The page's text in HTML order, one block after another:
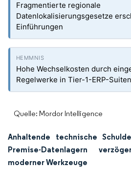
Fragmentierte regionale
Datenlokalisierungsgesetze
Einführungen
Hohe Wechselkosten durch
Regelwerke in Tier-1-ERP-Suiten
Quelle: Mordor Intelligence
Anhaltende technische
Premise-Datenlagern
moderner Werkzeuge